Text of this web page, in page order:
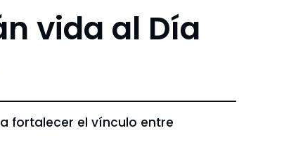
vida al Día
fortalecer el vínculo entre